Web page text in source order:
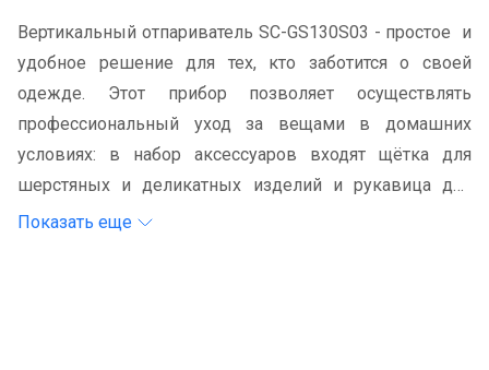
Вертикальный отпариватель SC-GS130S03 - простое и
удобное решение для тех, кто заботится о своей
одежде. Этот прибор позволяет осуществлять
профессиональный уход за вещами в домашних
условиях: в набор аксессуаров входят щётка для
шерстяных и деликатных изделий и рукавица для
защиты руки, Благодаря ступенчатой регулировке
Показать еще